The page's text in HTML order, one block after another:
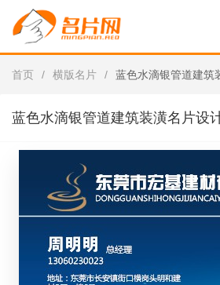
首页 / 横版名片 / 蓝色水滴银管道建筑
蓝色水滴银管道建筑装潢名片设